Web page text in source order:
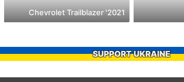
2021' Chevrolet Trailblazer
SUPPORT UKRAINE